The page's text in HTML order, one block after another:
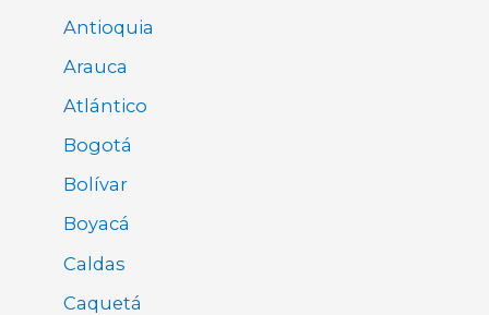
Antioquia
Arauca
Atlántico
Bogotá
Bolívar
Boyacá
Caldas
Caquetá